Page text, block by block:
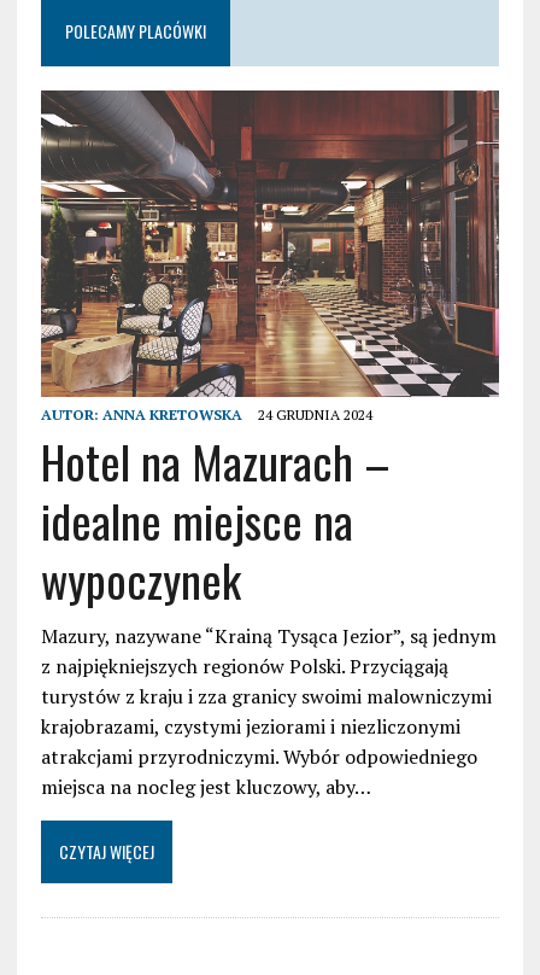
POLECAMY PLACÓWKI
AUTOR: ANNA KRETOWSKA 24 GRUDNIA 2024
Hotel na Mazurach –
idealne miejsce na
wypoczynek
Mazury, nazywane “Krainą Tysąca Jezior”, są jednym
z najpiękniejszych regionów Polski. Przyciągają
turystów z kraju i zza granicy swoimi malowniczymi
krajobrazami, czystymi jeziorami i niezliczonymi
atrakcjami przyrodniczymi. Wybór odpowiedniego
miejsca na nocleg jest kluczowy, aby…
CZYTAJ WIĘCEJ